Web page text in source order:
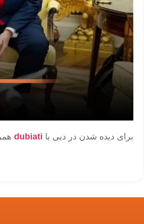
برای دیده شدن در دبی با dubiati